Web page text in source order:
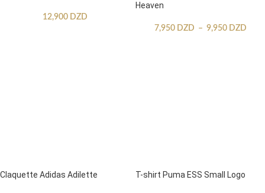
12,900 DZD
Heaven
7,950 DZD – 9,950 DZD
Claquette Adidas Adilette T-shirt Puma ESS Small Logo